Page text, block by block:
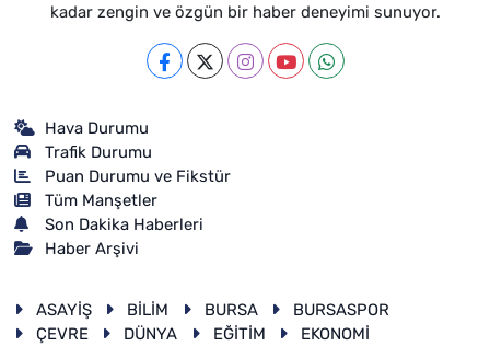
kadar zengin ve özgün bir haber deneyimi sunuyor.
Hava Durumu
Trafik Durumu
Puan Durumu ve Fikstür
Tüm Manşetler
Son Dakika Haberleri
Haber Arşivi
ASAYİŞ BİLİM BURSA
BURSASPOR
ÇEVRE
DÜNYA EĞİTİM
EKONOMİ